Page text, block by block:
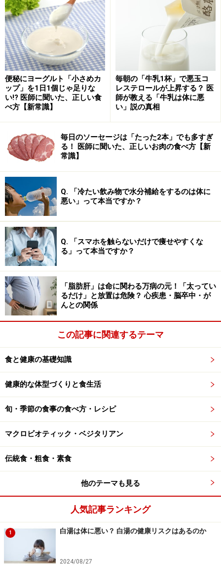
便秘にヨーグルト「小さめカ
ップ」を1日1個じゃ足りな
い!? 医師に聞いた、正しい食
べ方【新常識】
毎朝の「牛乳1杯」で悪玉コ
レステロールが上昇する？ 医
師が教える「牛乳は体に悪
い」説の真相
毎日のソーセージは「たった2本」でも多すぎ
る！ 医師に聞いた、正しいお肉の食べ方【新
常識】
Q. 「冷たい飲み物で水分補給をするのは体に
悪い」って本当ですか？
Q. 「スマホを触らないだけで痩せやすくな
る」って本当ですか？
「脂肪肝」は命に関わる万病の元！「太ってい
るだけ」と放置は危険？ 心疾患・脳卒中・が
んとの関係
この記事に関連するテーマ
食と健康の基礎知識
健康的な体型づくりと食生活
旬・季節の食事の食べ方・レシピ
マクロビオティック・ベジタリアン
伝統食・粗食・素食
他のテーマも見る
人気記事ランキング
1 白湯は体に悪い？ 白湯の健康リスクはあるのか
2024/08/27